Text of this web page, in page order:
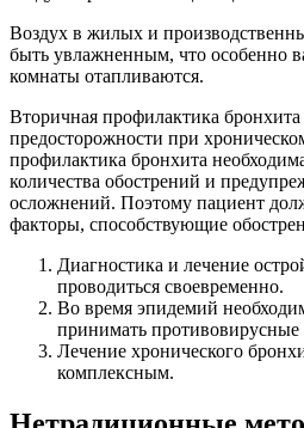
Воздух в жилых и
быть увлажненным, что особенно
комнаты отапливаются.
Вторичная профилактика
предосторожности при
профилактика бронхита
количества обострений и
осложнений. Поэтому пациент
факторы, способствующие
Диагностика и лечение
проводиться своевременно.
Во время эпидемий
принимать противовирусные
Лечение хронического
комплексным.